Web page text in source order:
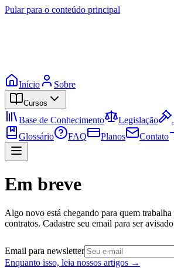
Pular para o conteúdo principal
Início Sobre
Cursos
Base de Conhecimento Legislação
Glossário
FAQ Planos Contato
Em breve
Algo novo está chegando para quem
contratos. Cadastre seu email para ser
Email para newsletter
Enquanto isso, leia nossos artigos →